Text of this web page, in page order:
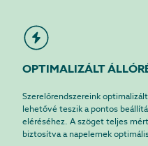
OPTIMALIZÁLT
Szerelőrendszereink
lehetővé teszik a pontos
eléréséhez. A szöget teljes
biztosítva a napelemek